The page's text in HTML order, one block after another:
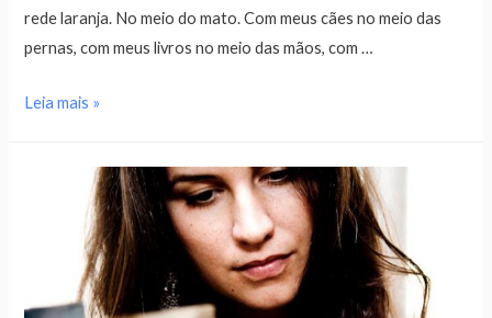
rede laranja. No meio do mato. Com meus cães no meio das
pernas, com meus livros no meio das mãos, com …
Leia mais »